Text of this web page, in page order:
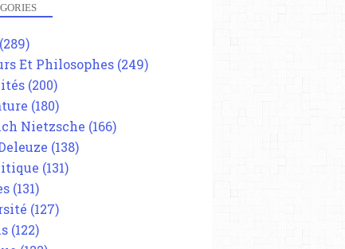
(289)
Et Philosophes (249)
(200)
(180)
Nietzsche (166)
(138)
(131)
(131)
(127)
(122)